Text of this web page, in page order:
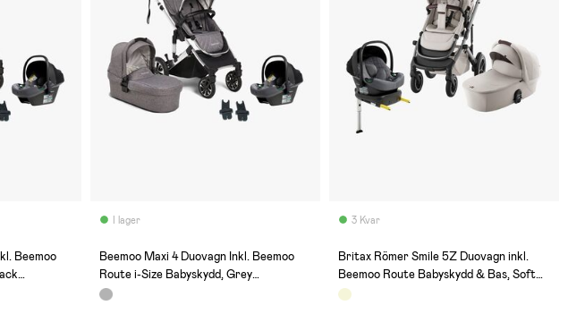
Beemoo
I lager
(0)
Beemoo Maxi 4 Duovagn Inkl. Beemoo
Route i-Size Babyskydd, Grey
Silver/Mineral Grey
3 Kvar
(0)
Britax Römer Smile 5Z Duovagn inkl.
Beemoo Route Babyskydd & Bas, Soft
Taupe Lux/Mineral Grey